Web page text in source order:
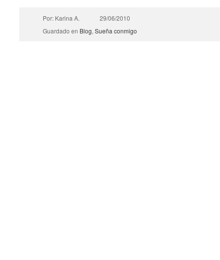
Por: Karina A.
29/06/2010
Guardado en Blog, Sueña conmigo